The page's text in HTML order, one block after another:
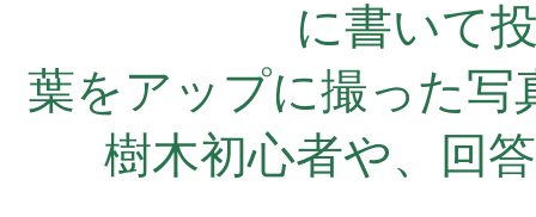
に書いて
葉をアップに撮った写
樹木初心者や、回